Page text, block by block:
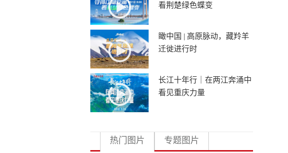
看荆楚绿色蝶变
瞰中国 | 高原脉动，藏羚羊
迁徙进行时
长江十年行｜在两江奔涌中
看见重庆力量
热门图片 专题图片